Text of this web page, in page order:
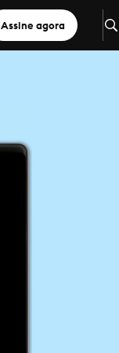
Assine agora